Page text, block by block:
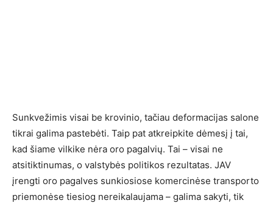
Sunkvežimis visai be krovinio, tačiau deformacijas salone
tikrai galima pastebėti. Taip pat atkreipkite dėmesį į tai,
kad šiame vilkike nėra oro pagalvių. Tai – visai ne
atsitiktinumas, o valstybės politikos rezultatas. JAV
įrengti oro pagalves sunkiosiose komercinėse transporto
priemonėse tiesiog nereikalaujama – galima sakyti, tik